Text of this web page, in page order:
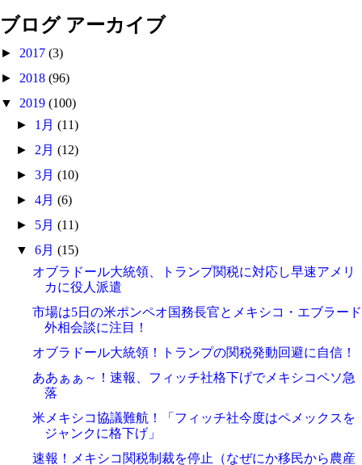
ブログ アーカイブ
► 2017 (3)
► 2018 (96)
▼ 2019 (100)
► 1月(11)
► 2月(12)
►3月(10)
►4月(6)
► 5月(11)
▼6月(15)
オブラドール大統領、トランプ関税に対応し早速アメリ
カに役人派遣
市場は5日の米ポンペオ国務長官とメキシコ・エブラード
外相会談に注目！
オブラドール大統領！トランプの関税発動回避に自信！
ああぁぁ～！速報、フィッチ社格下げでメキシコペソ急
落
米メキシコ協議難航！「フィッチ社今度はペメックスを
ジャンクに格下げ」
速報！メキシコ関税制裁を停止（なぜにか移民から農産